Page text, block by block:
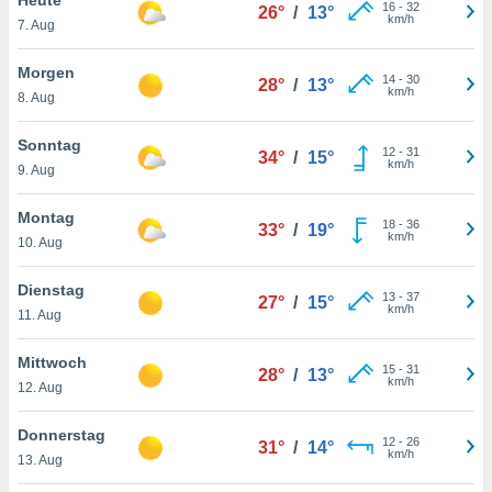
oder
Partner
es uns
das
der
Profil zu
Ihnen
finden
. Sie
jederzeit
Rand
7. Aug
26° / 13° 16- 32
km/h
Morgen
8. Aug
28° / 13° 14- 30
km/h
Sonntag
9. Aug
34° / 15° 12- 31
km/h
Montag
10. Aug
33° / 19° 18- 36
km/h
Dienstag
11. Aug
27° / 15° 13- 37
km/h
Mittwoch
12. Aug
28° / 13° 15- 31
km/h
Donnerstag
13. Aug
31° / 14° 12- 26
km/h